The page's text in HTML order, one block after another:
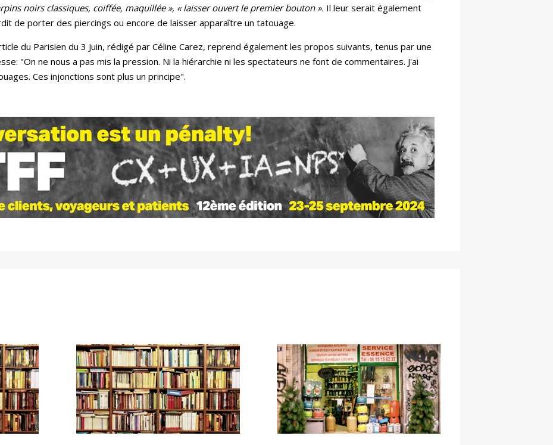
noirs classiques, coiffée, maquillée », « laisser ouvert le premier bouton ». Il leur serait également
de porter des piercings ou encore de laisser apparaître un tatouage.
du Parisien du 3 Juin, rédigé par Céline Carez, reprend également les propos suivants, tenus par une
"On ne nous a pas mis la pression. Ni la hiérarchie ni les spectateurs ne font de commentaires. J'ai
Ces injonctions sont plus un principe".